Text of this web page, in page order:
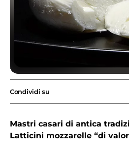
Condividi su
Mastri casari di antica
Latticini mozzarelle “di